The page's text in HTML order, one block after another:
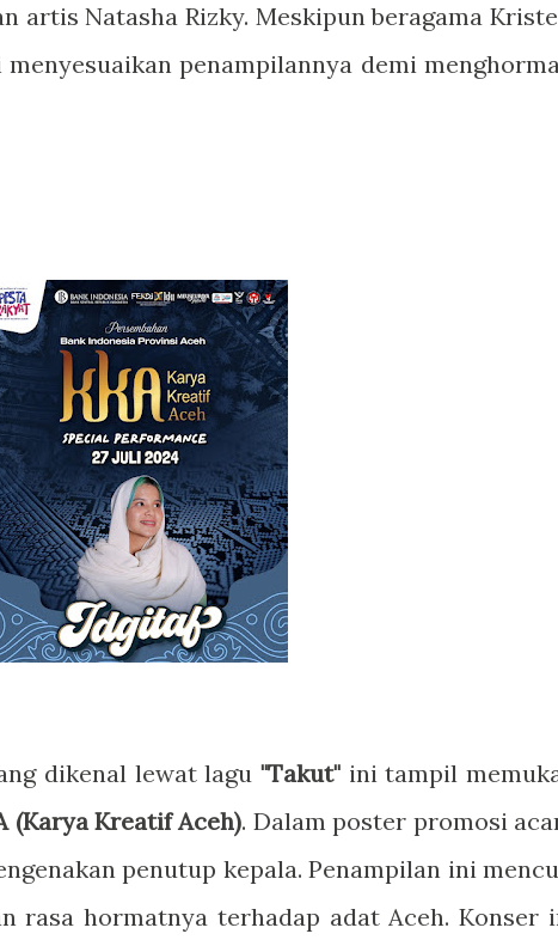
artis Natasha Rizky. Meskipun beragama
penampilannya demi
dikenal lewat lagu "Takut"ini tampil
(Karya Kreatif Aceh). Dalam poster promosi
penutup kepala. Penampilan ini
rasa hormatnya terhadap adat Aceh. Konser